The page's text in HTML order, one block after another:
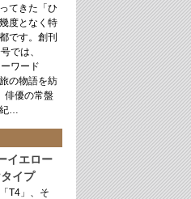
てきた「ひ
度となく特
です。創刊
では、
ワード
の物語を紡
俳優の常盤
紀…
イエロー
イプ
T4」、そ